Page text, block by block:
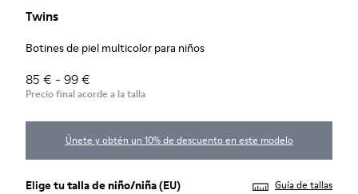
Twins
Botines de piel multicolor para niños
85 € - 99 €
Precio final acorde a la talla
Únete y obtén un 10% de descuento en este modelo
Elige tutalla de niño/niña(EU) Guía de tallas